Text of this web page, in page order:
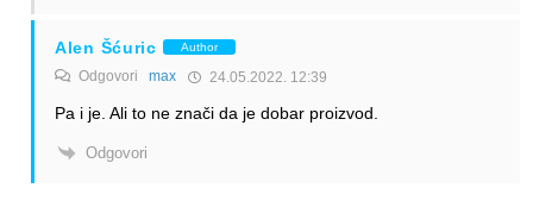
Alen Šćuric Author
Odgovori max 24.05.2022. 12:39
Pa i je. Ali to ne znači da je dobar proizvod.
Odgovori